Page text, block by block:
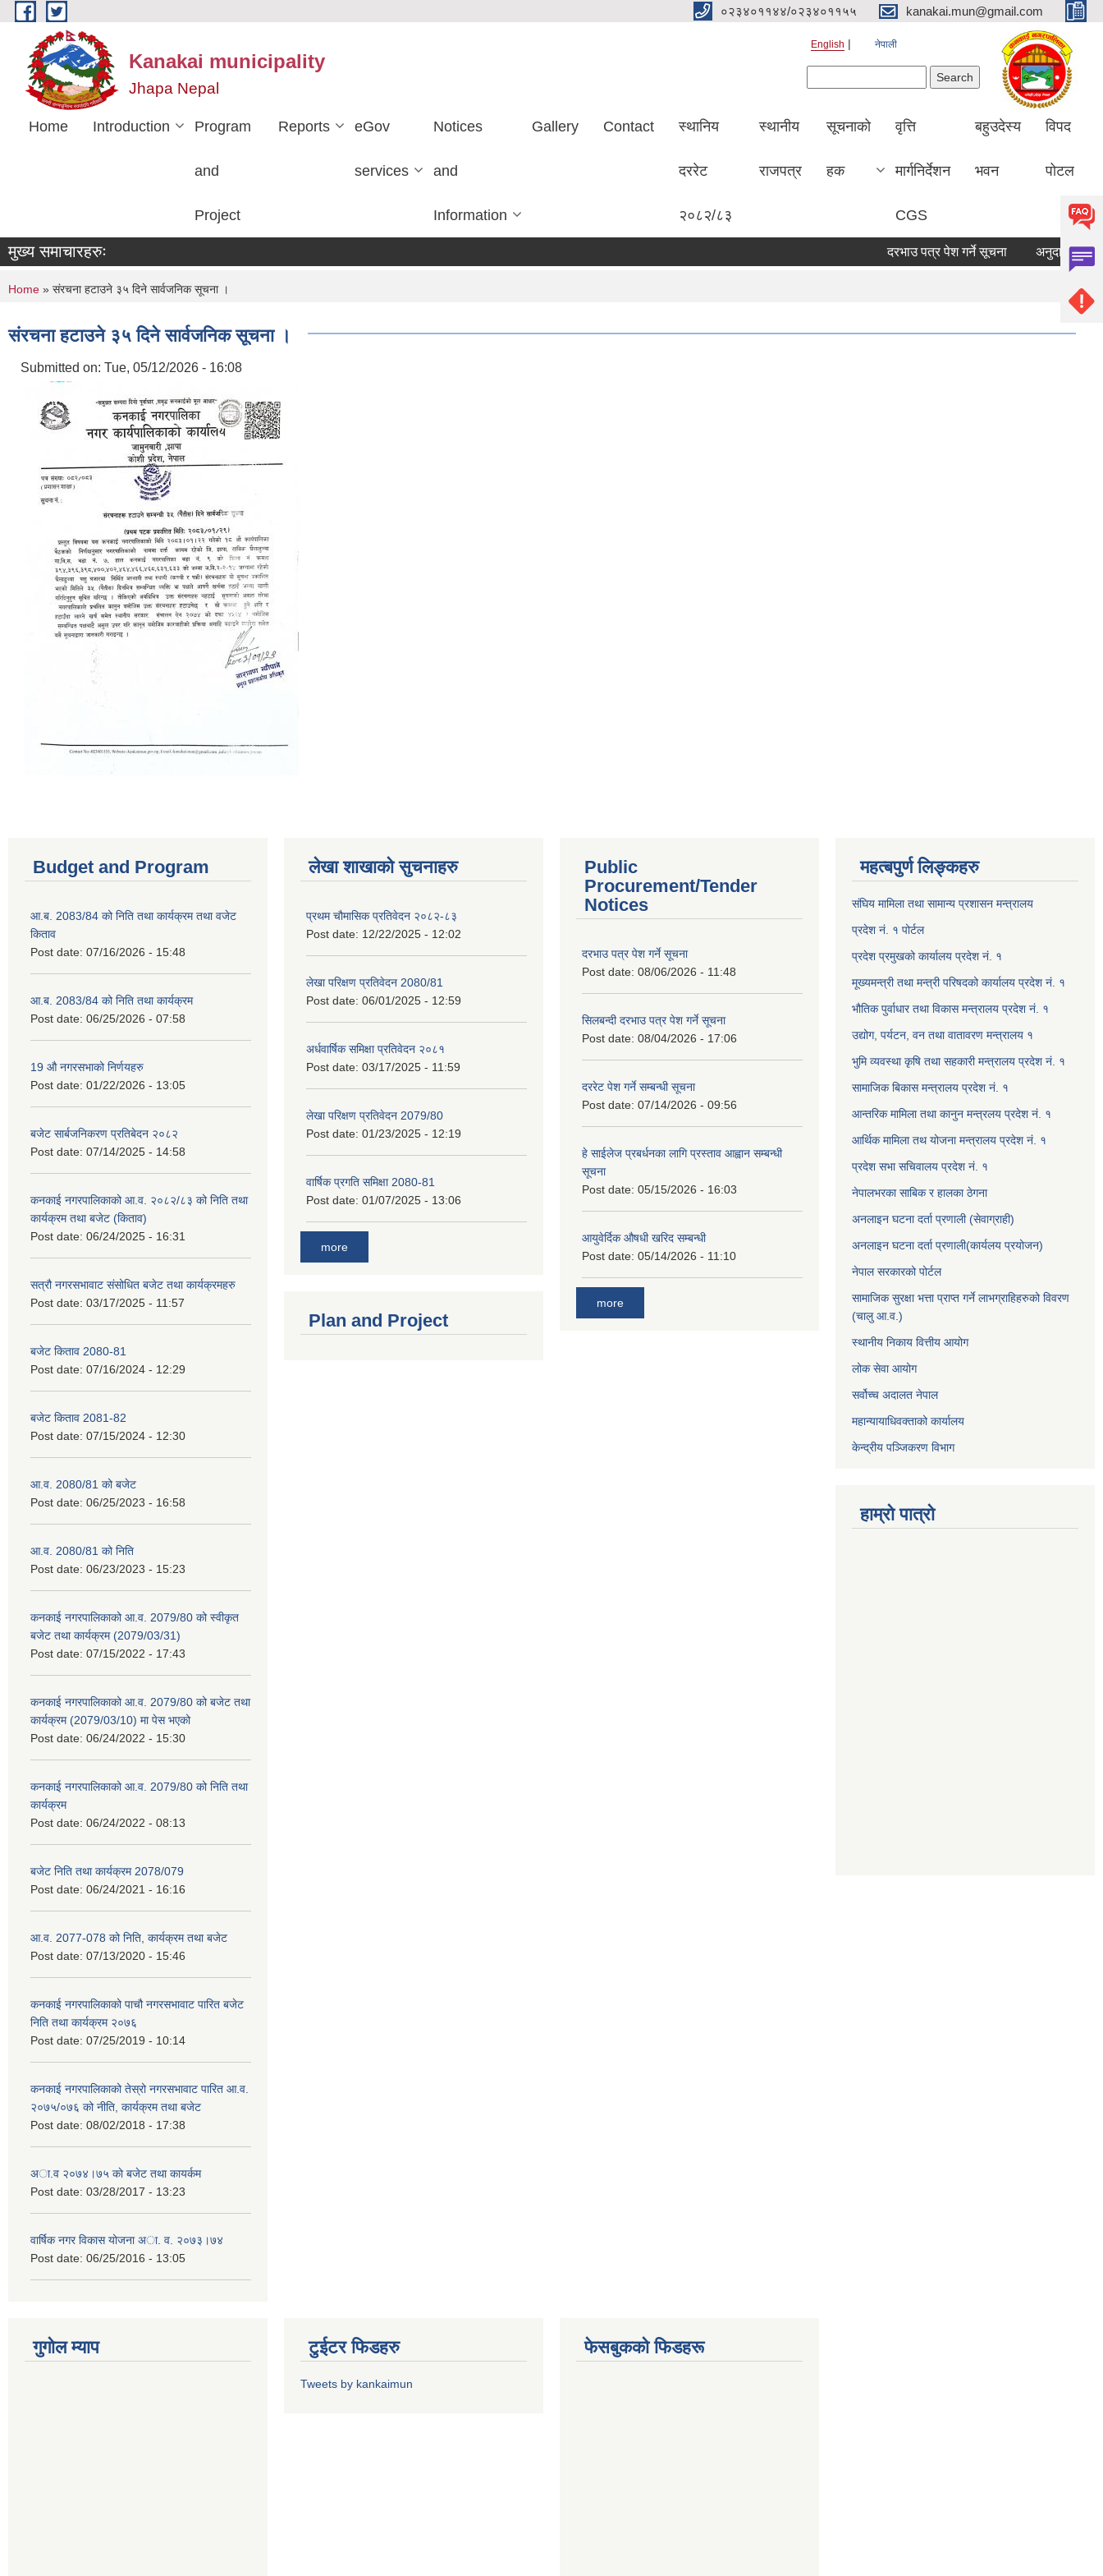
Skip to main content ०२३४०११४४/०२३४०११५५ kanakai.mun@gmail.com
Kanakai municipality
Jhapa Nepal
English नेपाली
Home Introduction Program
and
Project
Reports eGov
services
Notices
and
Information
Gallery Contact स्थानिय
दररेट
२०८२/८३
स्थानीय
राजपत्र
सूचनाको
हक
वृत्ति
मार्गनिर्देशन
CGS
बहुउदेस्य
भवन
विपद
पोटल
मुख्य समाचारहरुः दरभाउ पत्र पेश गर्ने सूचना अनुदानको मल
You are here
Home » संरचना हटाउने ३५ दिने सार्वजनिक सूचना ।
संरचना हटाउने ३५ दिने सार्वजनिक सूचना ।
Submitted on: Tue, 05/12/2026 - 16:08
Budget and Program
आ.ब. 2083/84 को निति तथा कार्यक्रम तथा वजेट
किताव
Post date: 07/16/2026 - 15:48
आ.ब. 2083/84 को निति तथा कार्यक्रम
Post date: 06/25/2026 - 07:58
19 औ नगरसभाको निर्णयहरु
Post date: 01/22/2026 - 13:05
बजेट सार्बजनिकरण प्रतिबेदन २०८२
Post date: 07/14/2025 - 14:58
कनकाई नगरपालिकाको आ.व. २०८२/८३ को निति तथा
कार्यक्रम तथा बजेट (किताव)
Post date: 06/24/2025 - 16:31
सत्रौ नगरसभावाट संसोधित बजेट तथा कार्यक्रमहरु
Post date: 03/17/2025 - 11:57
बजेट किताव 2080-81
Post date: 07/16/2024 - 12:29
बजेट किताव 2081-82
Post date: 07/15/2024 - 12:30
आ.व. 2080/81 को बजेट
Post date: 06/25/2023 - 16:58
आ.व. 2080/81 को निति
Post date: 06/23/2023 - 15:23
कनकाई नगरपालिकाको आ.व. 2079/80 को स्वीकृत
बजेट तथा कार्यक्रम (2079/03/31)
Post date: 07/15/2022 - 17:43
कनकाई नगरपालिकाको आ.व. 2079/80 को बजेट तथा
कार्यक्रम (2079/03/10) मा पेस भएको
Post date: 06/24/2022 - 15:30
कनकाई नगरपालिकाको आ.व. 2079/80 को निति तथा
कार्यक्रम
Post date: 06/24/2022 - 08:13
बजेट निति तथा कार्यक्रम 2078/079
Post date: 06/24/2021 - 16:16
आ.व. 2077-078 को निति, कार्यक्रम तथा बजेट
Post date: 07/13/2020 - 15:46
कनकाई नगरपालिकाको पाचौ नगरसभावाट पारित बजेट
निति तथा कार्यक्रम २०७६
Post date: 07/25/2019 - 10:14
कनकाई नगरपालिकाको तेस्रो नगरसभावाट पारित आ.व.
२०७५/०७६ को नीति, कार्यक्रम तथा बजेट
Post date: 08/02/2018 - 17:38
अा.व २०७४।७५ काे बजेट तथा कायर्कम
Post date: 03/28/2017 - 13:23
वार्षिक नगर विकास योजना अा. व. २०७३।७४
Post date: 06/25/2016 - 13:05
लेखा शाखाको सुचनाहरु
प्रथम चौमासिक प्रतिवेदन २०८२-८३
Post date: 12/22/2025 - 12:02
लेखा परिक्षण प्रतिवेदन 2080/81
Post date: 06/01/2025 - 12:59
अर्धवार्षिक समिक्षा प्रतिवेदन २०८१
Post date: 03/17/2025 - 11:59
लेखा परिक्षण प्रतिवेदन 2079/80
Post date: 01/23/2025 - 12:19
वार्षिक प्रगति समिक्षा 2080-81
Post date: 01/07/2025 - 13:06
more
Plan and Project
Public
Procurement/Tender
Notices
दरभाउ पत्र पेश गर्ने सूचना
Post date: 08/06/2026 - 11:48
सिलबन्दी दरभाउ पत्र पेश गर्ने सूचना
Post date: 08/04/2026 - 17:06
दररेट पेश गर्ने सम्बन्धी सूचना
Post date: 07/14/2026 - 09:56
हे साईलेज प्रबर्धनका लागि प्रस्ताव आह्वान सम्बन्धी
सूचना
Post date: 05/15/2026 - 16:03
आयुवेर्दिक औषधी खरिद सम्बन्धी
Post date: 05/14/2026 - 11:10
more
महत्बपुर्ण लिङ्कहरु
संघिय मामिला तथा सामान्य प्रशासन मन्त्रालय
प्रदेश नं. १ पोर्टल
प्रदेश प्रमुखको कार्यालय प्रदेश नं. १
मूख्यमन्त्री तथा मन्त्री परिषदको कार्यालय प्रदेश नं. १
भौतिक पुर्वाधार तथा विकास मन्त्रालय प्रदेश नं. १
उद्योग, पर्यटन, वन तथा वातावरण मन्त्रालय १
भुमि व्यवस्था कृषि तथा सहकारी मन्त्रालय प्रदेश नं. १
सामाजिक बिकास मन्त्रालय प्रदेश नं. १
आन्तरिक मामिला तथा कानुन मन्त्रलय प्रदेश नं. १
आर्थिक मामिला तथ योजना मन्त्रालय प्रदेश नं. १
प्रदेश सभा सचिवालय प्रदेश नं. १
नेपालभरका साबिक र हालका ठेगना
अनलाइन घटना दर्ता प्रणाली (सेवाग्राही)
अनलाइन घटना दर्ता प्रणाली(कार्यलय प्रयोजन)
नेपाल सरकारको पोर्टल
सामाजिक सुरक्षा भत्ता प्राप्त गर्ने लाभग्राहिहरुको विवरण
(चालु आ.व.)
स्थानीय निकाय वित्तीय आयोग
लोक सेवा आयोग
सर्वोच्च अदालत नेपाल
महान्यायाधिवक्ताको कार्यालय
केन्द्रीय पञ्जिकरण विभाग
हाम्रो पात्रो
गुगोल म्याप टुईटर फिडहरु
Tweets by kankaimun
फेसबुकको फिडहरू